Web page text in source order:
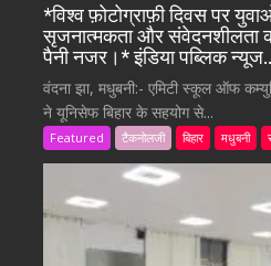
*विश्व फ़ोटोग्राफ़ी दिवस पर
सृजनात्मकता और संवेदनशीलता
पैनी नजर।* इंडिया पब्लिक
वंदना झा, मधुबनी:- एमिटी स्कूल ऑफ
ने यूनिसेफ बिहार के सहयोग से...
Featured टैकनोलजी बिहार मधुबनी